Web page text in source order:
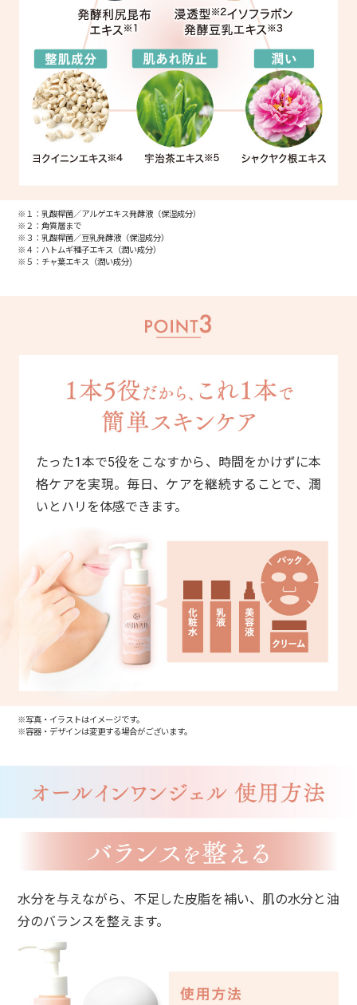
※１：乳酸桿菌／アルゲエキス発酵液（保湿成分）
※２：角質層まで
※３：乳酸桿菌／豆乳発酵液（保湿成分）
※４：ハトムギ種子エキス（潤い成分）
※５：チャ葉エキス（潤い成分)
たった1本で5役をこなすから、時間をかけずに本
格ケアを実現。毎日、ケアを継続することで、潤
いとハリを体感できます。
※写真・イラストはイメージです。
※容器・デザインは変更する場合がございます。
水分を与えながら、不足した皮脂を補い、肌の水分と油
分のバランスを整えます。